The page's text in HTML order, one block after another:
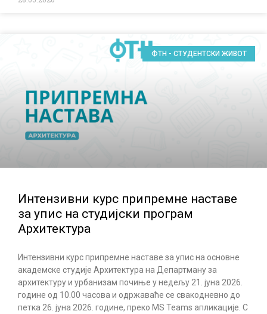
ФТН - СТУДЕНТСКИ ЖИВОТ
Интензивни курс припремне наставе
за упис на студијски програм
Архитектура
Интензивни курс припремне наставе за упис на основне
академске студије Архитектура на Департману за
архитектуру и урбанизам почиње у недељу 21. јуна 2026.
године од 10.00 часова и одржаваће се свакодневно до
петка 26. јуна 2026. године, преко MS Teams апликације. С